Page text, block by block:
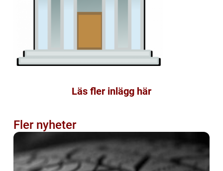
Läs fler inlägg här
Fler nyheter